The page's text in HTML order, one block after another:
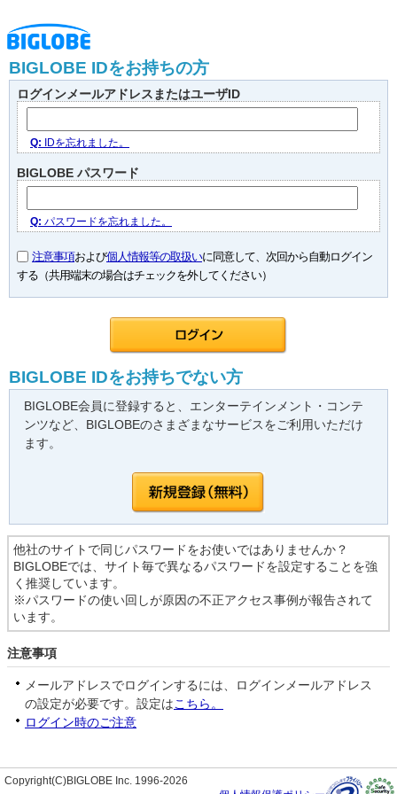
BIGLOBE IDをお持ちの方
ログインメールアドレスまたはユーザID
Q: IDを忘れました。
BIGLOBE パスワード
Q: パスワードを忘れました。
注意事項および個人情報等の取扱いに同意して、次回から自動ログイン
する（共用端末の場合はチェックを外してください）
BIGLOBE IDをお持ちでない方
BIGLOBE会員に登録すると、エンターテインメント・コンテ
ンツなど、BIGLOBEのさまざまなサービスをご利用いただけ
ます。
他社のサイトで同じパスワードをお使いではありませんか？
BIGLOBEでは、サイト毎で異なるパスワードを設定することを強
く推奨しています。
※パスワードの使い回しが原因の不正アクセス事例が報告されて
います。
注意事項
メールアドレスでログインするには、ログインメールアドレス
の設定が必要です。設定はこちら。
ログイン時のご注意
Copyright(C)BIGLOBE Inc. 1996-2026